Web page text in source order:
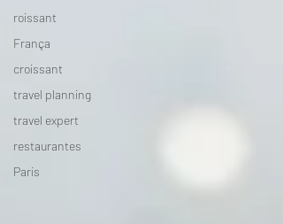
roissant
França
croissant
travel planning
travel expert
restaurantes
Paris